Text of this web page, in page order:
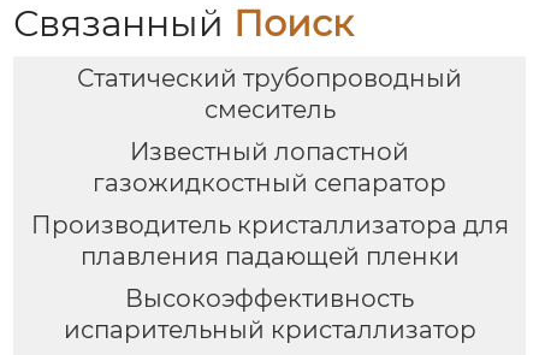
Связанный Поиск
Статический трубопроводный
смеситель
Известный лопастной
газожидкостный сепаратор
Производитель кристаллизатора для
плавления падающей пленки
Высокоэффективность
испарительный кристаллизатор